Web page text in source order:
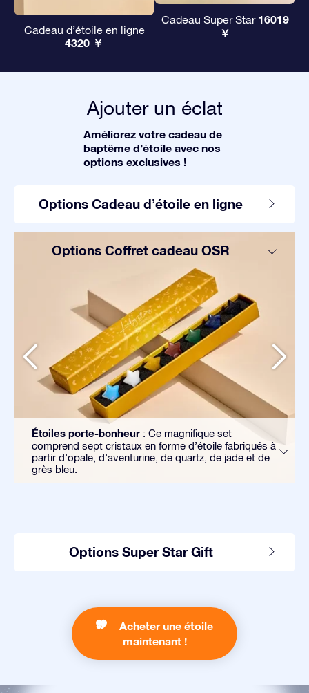
Cadeau d’étoile en ligne
4320 ￥
Cadeau Super Star 16019
￥
Ajouter un éclat
Améliorez votre cadeau de
baptême d’étoile avec nos
options exclusives !
Options Cadeau d’étoile en ligne
Options Coffret cadeau OSR
Étoiles porte-bonheur : Ce magnifique set
comprend sept cristaux en forme d’étoile fabriqués à
partir d’opale, d’aventurine, de quartz, de jade et de
grès bleu.
Options Super Star Gift
Acheter une étoile
maintenant !